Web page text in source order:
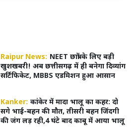
Raipur News: NEET छात्रों के लिए बड़ी
खुशखबरी! अब छत्तीसगढ़ में ही बनेगा दिव्यांग
सर्टिफिकेट, MBBS एडमिशन हुआ आसान
Kanker: कांकेर में मादा भालू का कहर: दो
सगे भाई-बहन की मौत, तीसरी बहन जिंदगी
की जंग लड़ रही,4 घंटे बाद काबू में आया भालू